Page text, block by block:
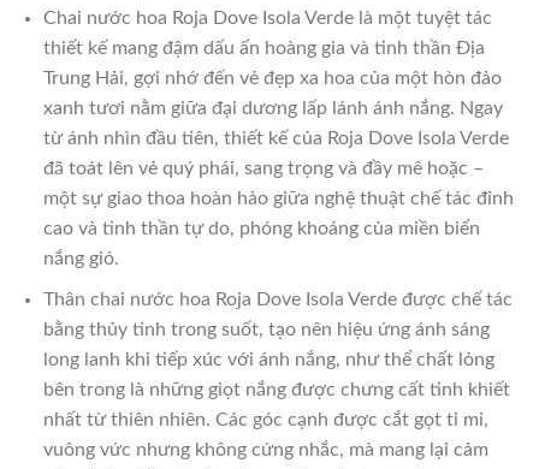
Chai nước hoa Roja Dove Isola Verde là một tuyệt tác
thiết kế mang đậm dấu ấn hoàng gia và tinh thần Địa
Trung Hải, gợi nhớ đến vẻ đẹp xa hoa của một hòn đảo
xanh tươi nằm giữa đại dương lấp lánh ánh nắng. Ngay
từ ánh nhìn đầu tiên, thiết kế của Roja Dove Isola Verde
đã toát lên vẻ quý phái, sang trọng và đầy mê hoặc –
một sự giao thoa hoàn hảo giữa nghệ thuật chế tác đỉnh
cao và tinh thần tự do, phóng khoáng của miền biển
nắng gió.
Thân chai nước hoa Roja Dove Isola Verde được chế tác
bằng thủy tinh trong suốt, tạo nên hiệu ứng ánh sáng
long lanh khi tiếp xúc với ánh nắng, như thể chất lỏng
bên trong là những giọt nắng được chưng cất tinh khiết
nhất từ thiên nhiên. Các góc cạnh được cắt gọt tỉ mỉ,
vuông vức nhưng không cứng nhắc, mà mang lại cảm